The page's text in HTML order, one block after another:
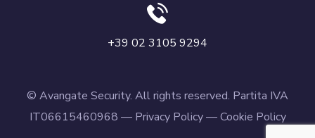
+39 02 3105 9294
© Avangate Security. All rights reserved. Partita IVA
IT06615460968 — Privacy Policy—Cookie Policy